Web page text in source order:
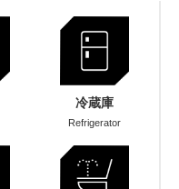
冷蔵庫
Refrigerator